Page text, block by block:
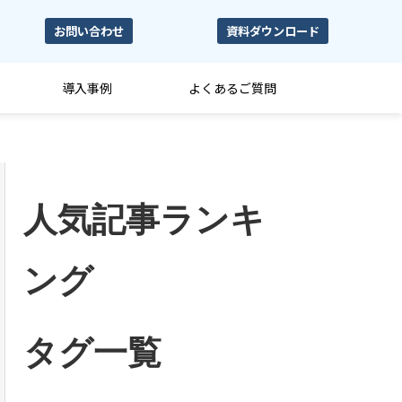
お問い合わせ 資料ダウンロード
導入事例 よくあるご質問
人気記事ランキ
ング
タグ一覧